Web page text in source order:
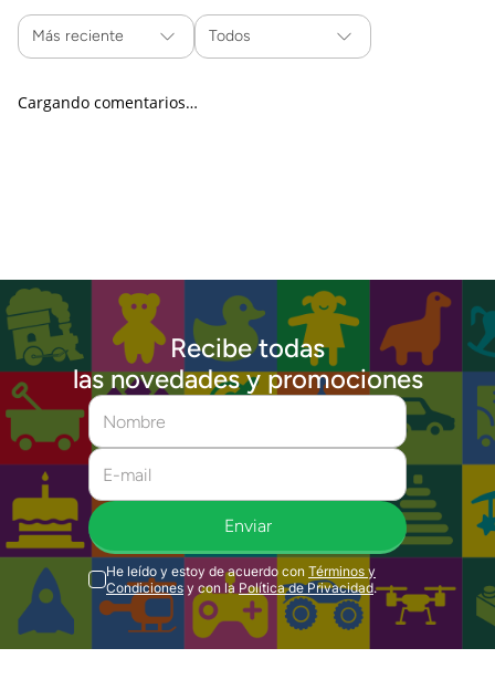
Más reciente Todos
Cargando comentarios…
Recibe todas
las novedades y promociones
Enviar
He leído y estoy de acuerdo con Términos y
Condiciones y con la Política de Privacidad.